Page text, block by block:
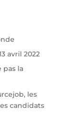
avril 2022
pas la
les
candidats